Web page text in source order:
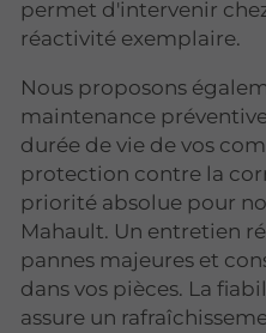
permet d'intervenir
réactivité exemplaire.
Nous proposons
maintenance
durée de vie de vos
protection contre la
priorité absolue pour
Mahault. Un entretien
pannes majeures et
dans vos pièces. La
assure un